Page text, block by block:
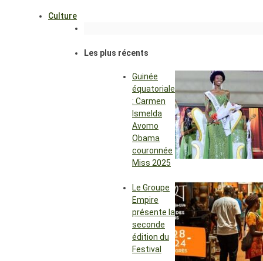
Culture
Les plus récents
Guinée
équatoriale
: Carmen
Ismelda
Avomo
Obama
couronnée
Miss 2025
Le Groupe
Empire
présente la
seconde
édition du
Festival